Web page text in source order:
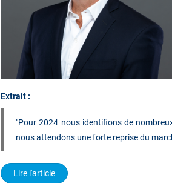
Extrait :
"Pour 2024 nous identifions de
nous attendons une forte reprise du
Lire l'article